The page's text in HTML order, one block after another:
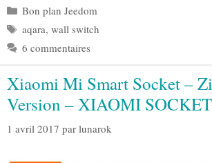
Catégories
Bon plan Jeedom
Étiquettes
aqara, wall switch
6 commentaires
Xiaomi Mi Smart Socket –
Version – XIAOMI
1 avril 2017 par lunarok